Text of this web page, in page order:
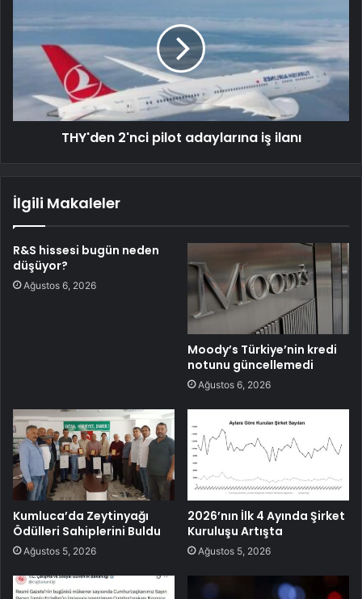
THY'den 2'nci pilot adaylarına iş ilanı
İlgili Makaleler
R&S hissesi bugün neden
düşüyor?
Ağustos 6, 2026
Moody’s Türkiye’nin kredi
notunu güncellemedi
Ağustos 6, 2026
Kumluca’da Zeytinyağı
Ödülleri Sahiplerini Buldu
Ağustos 5, 2026
2026’nın İlk 4 Ayında Şirket
Kuruluşu Artışta
Ağustos 5, 2026